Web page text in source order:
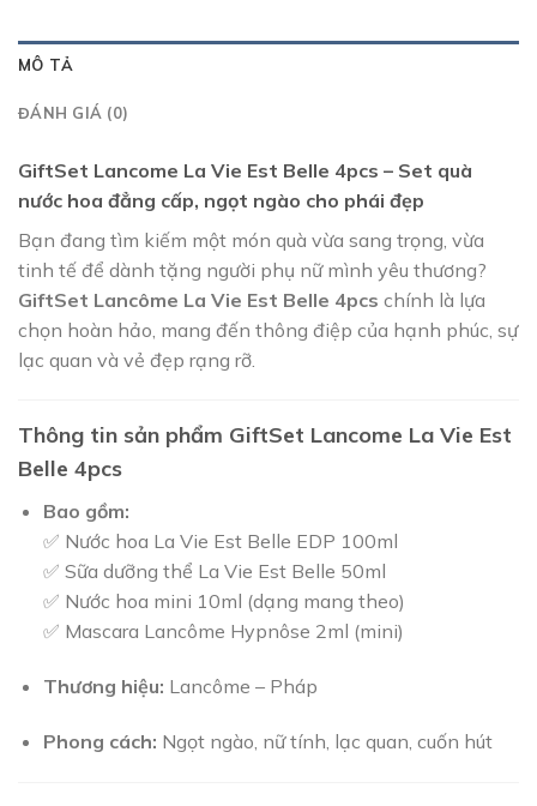
MÔ TẢ
ĐÁNH GIÁ (0)
GiftSet Lancome La Vie Est Belle 4pcs – Set quà
nước hoa đẳng cấp, ngọt ngào cho phái đẹp
Bạn đang tìm kiếm một món quà vừa sang trọng, vừa
tinh tế để dành tặng người phụ nữ mình yêu thương?
GiftSet Lancôme La Vie Est Belle 4pcs chính là lựa
chọn hoàn hảo, mang đến thông điệp của hạnh phúc, sự
lạc quan và vẻ đẹp rạng rỡ.
Thông tin sản phẩm GiftSet Lancome La Vie Est
Belle 4pcs
Bao gồm:
✅ Nước hoa La Vie Est Belle EDP 100ml
✅ Sữa dưỡng thể La Vie Est Belle 50ml
✅ Nước hoa mini 10ml (dạng mang theo)
✅ Mascara Lancôme Hypnôse 2ml (mini)
Thương hiệu: Lancôme – Pháp
Phong cách: Ngọt ngào, nữ tính, lạc quan, cuốn hút